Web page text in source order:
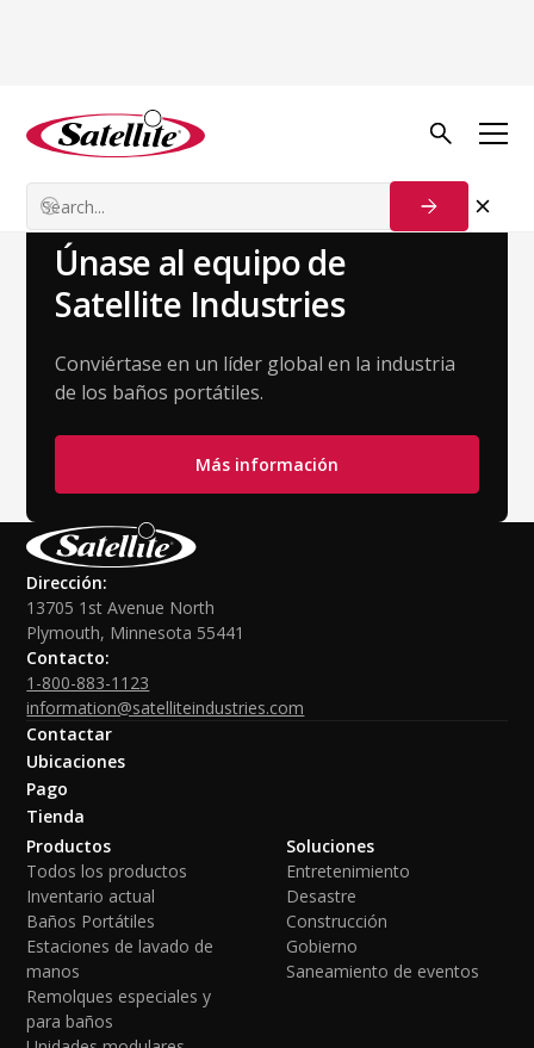
Charlie Senecal
Director de Ingresos
Únase al equipo de
Satellite Industries
Conviértase en un líder global en la industria
de los baños portátiles.
Más información
Dirección:
13705 1st Avenue North
Plymouth, Minnesota 55441
Contacto:
1-800-883-1123
information@satelliteindustries.com
Contactar
Ubicaciones
Pago
Tienda
Productos
Todos los productos
Inventario actual
Baños Portátiles
Estaciones de lavado de
manos
Remolques especiales y
para baños
Soluciones
Entretenimiento
Desastre
Construcción
Gobierno
Saneamiento de eventos